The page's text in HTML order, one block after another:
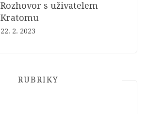
Rozhovor s uživatelem
Kratomu
22. 2. 2023
RUBRIKY